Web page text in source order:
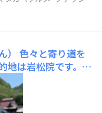
色々と寄り道を
地は岩松院です。岩
鴻山（市村三九郎）
に居た頃、北斎の門
の手本を模写したも